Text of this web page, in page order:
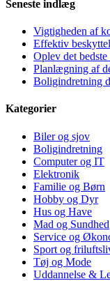
Seneste indlæg
Vigtigheden af
Effektiv
Oplev det
Planlægning af
Boligindretning
Kategorier
Biler og sjov
Boligindretning
Computer og IT
Elektronik
Familie og Børn
Hobby og Dyr
Hus og Have
Mad og Sundhed
Service og
Sport og
Tøj og Mode
Uddannelse &